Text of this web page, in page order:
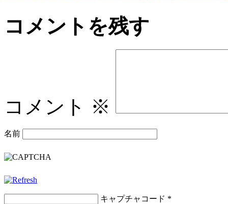
コメントを残す
コメント ※
名前
キャプチャコード *